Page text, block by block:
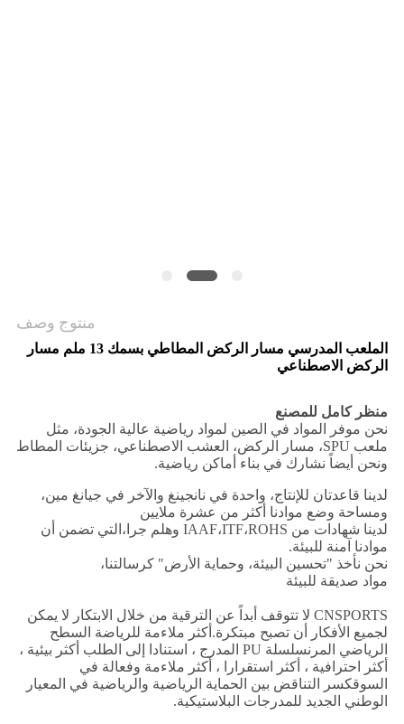
منتوج وصف
الملعب المدرسي مسار الركض المطاطي بسمك 13 ملم مسار
الركض الاصطناعي
منظر كامل للمصنع
نحن موفر المواد في الصين لمواد رياضية عالية الجودة، مثل
ملعب SPU، مسار الركض، العشب الاصطناعي، جزيئات المطاط
ونحن أيضاً نشارك في بناء أماكن رياضية.
لدينا قاعدتان للإنتاج، واحدة في نانجينغ والآخر في جيانغ مين،
ومساحة وضع موادنا أكثر من عشرة ملايين
لدينا شهادات من IAAF،ITF،ROHS وهلم جرا،التي تضمن أن
موادنا آمنة للبيئة.
نحن نأخذ "تحسين البيئة، وحماية الأرض" كرسالتنا،
مواد صديقة للبيئة
CNSPORTS لا تتوقف أبداً عن الترقية من خلال الابتكار لا يمكن
لجميع الأفكار أن تصبح مبتكرة.أكثر ملاءمة للرياضة السطح
الرياضي المرنسلسلة PU المدرج ، استنادا إلى الطلب أكثر بيئية ،
أكثر احترافية ، أكثر استقرارا ، أكثر ملاءمة وفعالة في
السوقكسر التناقض بين الحماية الرياضية والرياضية في المعيار
الوطني الجديد للمدرجات البلاستيكية.